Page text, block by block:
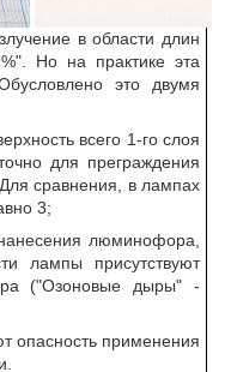
в области длин
Но на практике эта
это двумя
всего 1-го слоя
для преграждения
сравнения, в лампах
3;
люминофора,
лампы присутствуют
("Озоновые дыры" -
применения